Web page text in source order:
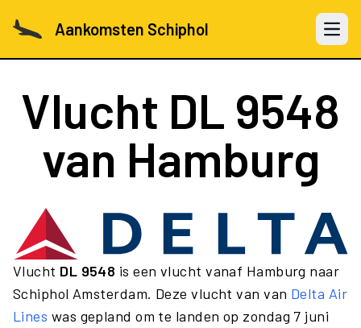
Aankomsten Schiphol Open
Vlucht DL 9548
van Hamburg
Vlucht DL 9548 is een vlucht vanaf Hamburg naar
Schiphol Amsterdam. Deze vlucht van van Delta Air
Lines was gepland om te landen op zondag 7 juni